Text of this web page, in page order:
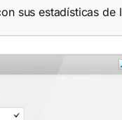
sus estadísticas de